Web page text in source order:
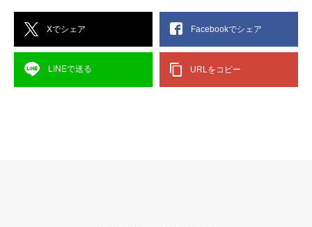
Xでシェア Facebookでシェア
LINEで送る URLをコピー